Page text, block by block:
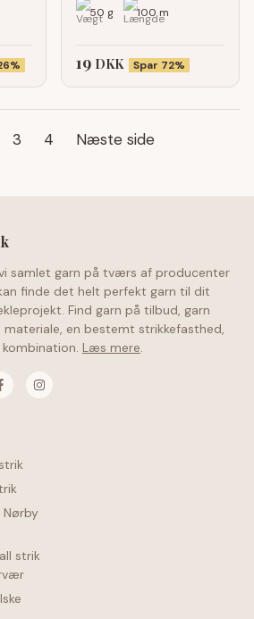
50 g 100 m
19 DKK Spar 72%
3 4 Næste side
samlet garn på tværs af producenter
finde det helt perfekt garn til dit
Find garn på tilbud, garn
en bestemt strikkefasthed,
Læs mere.
strik